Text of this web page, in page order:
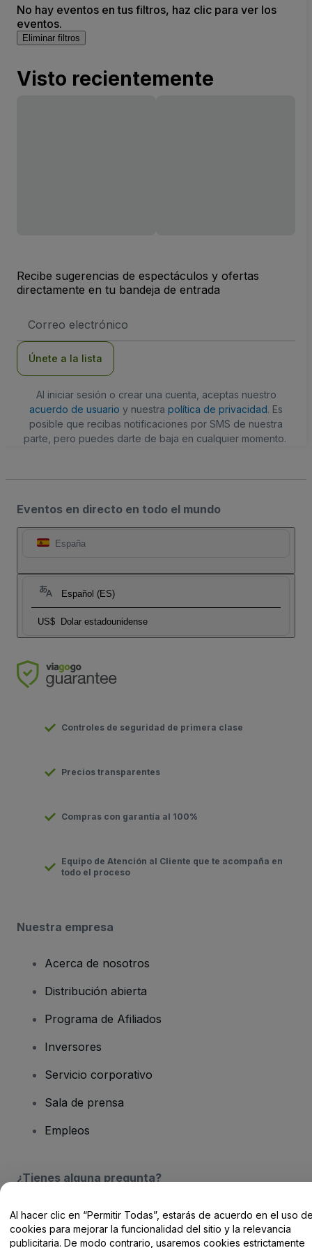
No hay eventos en tus filtros, haz clic para ver los
eventos.
Eliminar filtros
Visto recientemente
Recibe sugerencias de espectáculos y ofertas
directamente en tu bandeja de entrada
de
Únete a la lista
Al iniciar sesión o crear una cuenta, aceptas nuestro
acuerdo de usuario y nuestra política de privacidad. Es
posible que recibas notificaciones por SMS de nuestra
parte, pero puedes darte de baja en cualquier momento.
Eventos en directo en todo el mundo
España
Español (ES)
US$ Dolar estadounidense
Controles de seguridad de primera clase
Precios transparentes
Compras con garantía al 100%
Equipo de Atención al Cliente que te acompaña en
todo el proceso
Nuestra empresa
Acerca de nosotros
Distribución abierta
Programa de Afiliados
Inversores
Servicio corporativo
Sala de prensa
Empleos
¿Tienes alguna pregunta?
Centro de Ayuda / Contacto
Al hacer clic en “Permitir Todas”, estarás de acuerdo en el uso
cookies para mejorar la funcionalidad del sitio y la relevancia
publicitaria. De modo contrario, usaremos cookies estrictamente